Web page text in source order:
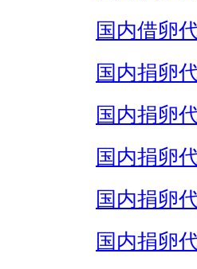
国内借卵
国内捐卵
国内捐卵
国内捐卵
国内捐卵
国内捐卵